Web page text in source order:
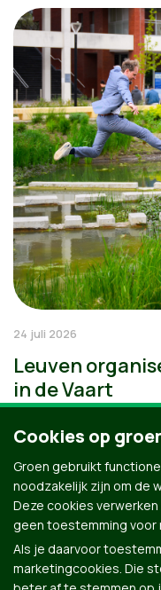
24 juli 2026
Leuven
in de Vaart
Cookies op
Groen gebruikt
noodzakelijk zijn om de
Deze cookies
geen toestemming voor
Als je daarvoor
marketingcookies. Die